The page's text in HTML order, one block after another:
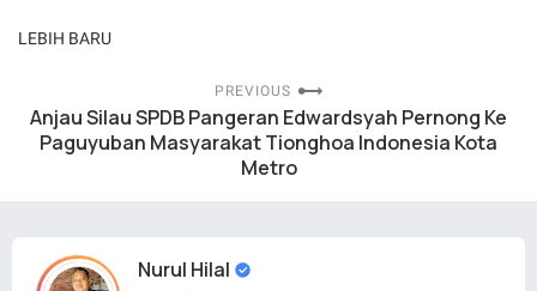
LEBIH BARU
PREVIOUS
Anjau Silau SPDB Pangeran Edwardsyah Pernong Ke
Paguyuban Masyarakat Tionghoa Indonesia Kota
Metro
Nurul Hilal